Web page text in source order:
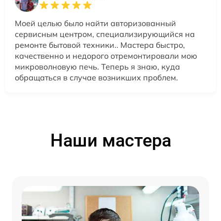
Моей целью было найти авторизованный
сервисным центром, специализирующийся на
ремонте бытовой техники.. Мастера быстро,
качественно и недорого отремонтировали мою
микроволновую печь. Теперь я знаю, куда
обращаться в случае возникших проблем.
Наши мастера